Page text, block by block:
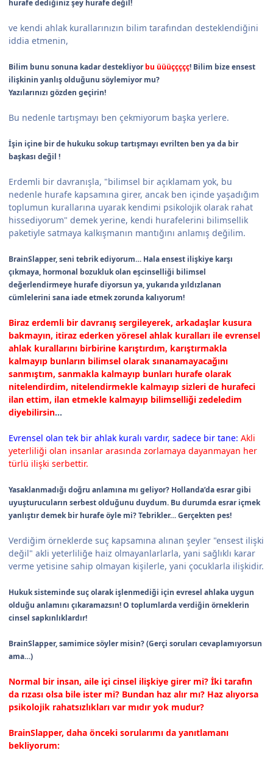
hurafe dediğiniz şey hurafe değil!
ve kendi ahlak kurallarınızın bilim tarafından desteklendiğini
iddia etmenin,
Bilim bunu sonuna kadar destekliyorbu üüüççççç! Bilim bize ensest
ilişkinin yanlış olduğunu söylemiyor mu?
Yazılarınızı gözden geçirin!
Bu nedenle tartışmayı ben çekmiyorum başka yerlere.
İşin içine bir de hukuku sokup tartışmayı evrilten ben ya da bir
başkası değil !
Erdemli bir davranışla, "bilimsel bir açıklamam yok, bu
nedenle hurafe kapsamına girer, ancak ben içinde yaşadığım
toplumun kurallarına uyarak kendimi psikolojik olarak rahat
hissediyorum" demek yerine, kendi hurafelerini bilimsellik
paketiyle satmaya kalkışmanın mantığını anlamış değilim.
BrainSlapper, seni tebrik ediyorum… Hala ensest ilişkiye karşı
çıkmaya, hormonal bozukluk olan eşcinselliği bilimsel
değerlendirmeye hurafe diyorsun ya, yukarıda yıldızlanan
cümlelerini sana iade etmek zorunda kalıyorum!
Biraz erdemli bir davranış sergileyerek, arkadaşlar kusura
bakmayın, itiraz ederken yöresel ahlak kuralları ile evrensel
ahlak kurallarını birbirine karıştırdım, karıştırmakla
kalmayıp bunların bilimsel olarak sınanamayacağını
sanmıştım, sanmakla kalmayıp bunları hurafe olarak
nitelendirdim, nitelendirmekle kalmayıp sizleri de hurafeci
ilan ettim, ilan etmekle kalmayıp bilimselliği zedeledim
diyebilirsin…
Evrensel olan tek bir ahlak kuralı vardır, sadece bir tane: Akli
yeterliliği olan insanlar arasında zorlamaya dayanmayan her
türlü ilişki serbettir.
Yasaklanmadığı doğru anlamına mı geliyor? Hollanda’da esrar gibi
uyuşturucuların serbest olduğunu duydum. Bu durumda esrar içmek
yanlıştır demek bir hurafe öyle mi? Tebrikler… Gerçekten pes!
Verdiğim örneklerde suç kapsamına alınan şeyler "ensest ilişki
değil" akli yeterliliğe haiz olmayanlarlarla, yani sağlıklı karar
verme yetisine sahip olmayan kişilerle, yani çocuklarla ilişkidir.
Hukuk sisteminde suç olarak işlenmediği için evresel ahlaka uygun
olduğu anlamını çıkaramazsın! O toplumlarda verdiğin örneklerin
cinsel sapkınlıklardır!
BrainSlapper, samimice söyler misin? (Gerçi soruları cevaplamıyorsun
ama…)
Normal bir insan, aile içi cinsel ilişkiye girer mi? İki tarafın
da rızası olsa bile ister mi? Bundan haz alır mı? Haz alıyorsa
psikolojik rahatsızlıkları var mıdır yok mudur?
BrainSlapper, daha önceki sorularımı da yanıtlamanı
bekliyorum: